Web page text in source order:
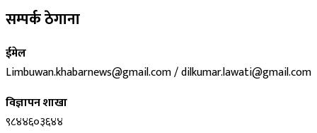
सम्पर्क ठेगाना
ईमेल
Limbuwan.khabarnews@gmail.com / dilkumar.lawati@gmail.com
विज्ञापन शाखा
९८४४६०३६४४